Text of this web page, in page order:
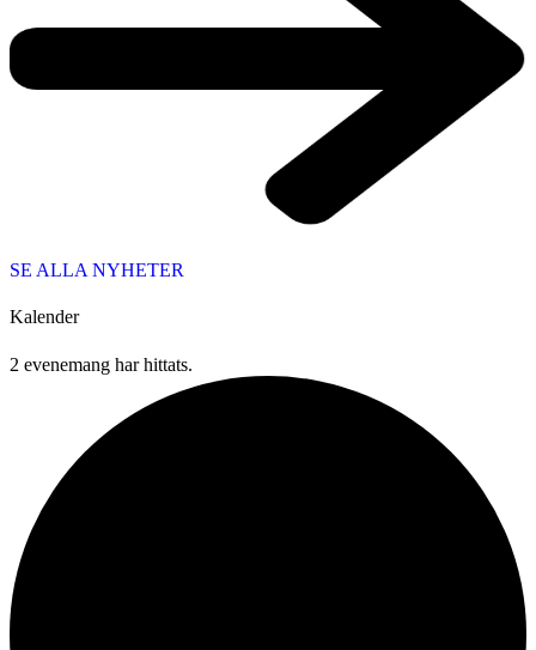
SE ALLA NYHETER
Kalender
2 evenemang har hittats.